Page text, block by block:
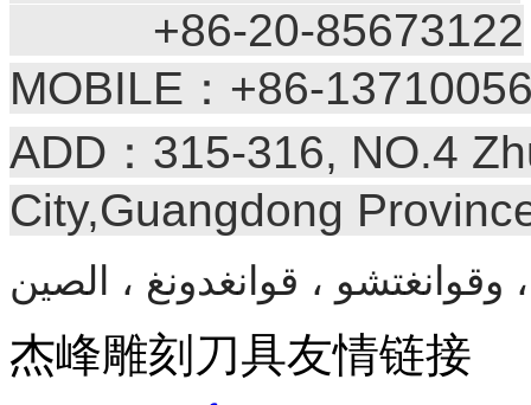
+86-20-85673122
MOBILE：+86-
ADD：315-316, NO.4
City,Guangdong
杰峰雕刻刀具友情链接